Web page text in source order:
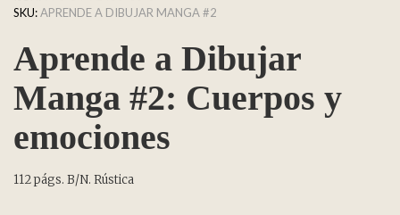
SKU:APRENDE A DIBUJAR MANGA #2
Aprende a Dibujar
Manga #2: Cuerpos y
emociones
112 págs. B/N. Rústica